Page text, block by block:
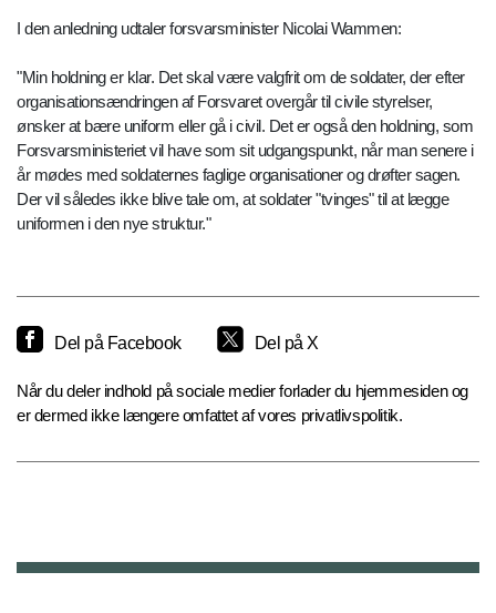
I den anledning udtaler forsvarsminister Nicolai Wammen:
"Min holdning er klar. Det skal være valgfrit om de soldater, der efter
organisationsændringen af Forsvaret overgår til civile styrelser,
ønsker at bære uniform eller gå i civil. Det er også den holdning, som
Forsvarsministeriet vil have som sit udgangspunkt, når man senere i
år mødes med soldaternes faglige organisationer og drøfter sagen.
Der vil således ikke blive tale om, at soldater "tvinges" til at lægge
uniformen i den nye struktur."
Del på Facebook Del på X
Når du deler indhold på sociale medier forlader du hjemmesiden og
er dermed ikke længere omfattet af vores privatlivspolitik.